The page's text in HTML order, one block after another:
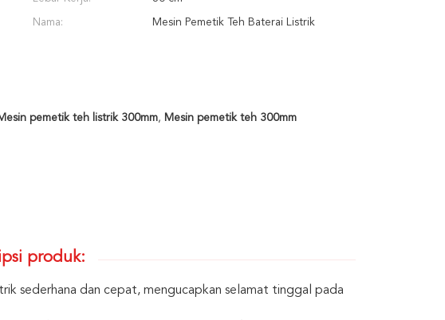
Nama: Mesin Pemetik Teh Baterai Listrik
pemetik teh listrik 300mm, Mesin pemetik teh 300mm
produk:
sederhana dan cepat, mengucapkan selamat tinggal pada